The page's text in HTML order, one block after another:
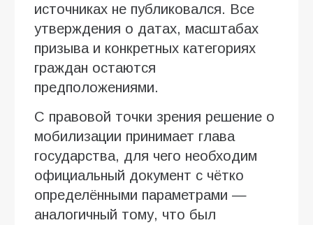
источниках не публиковался. Все
утверждения о датах, масштабах
призыва и конкретных категориях
граждан остаются
предположениями.
С правовой точки зрения решение о
мобилизации принимает глава
государства, для чего необходим
официальный документ с чётко
определёнными параметрами —
аналогичный тому, что был